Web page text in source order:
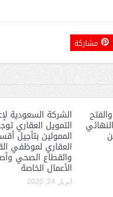
مشاركة
الشركة السعودية
التمويل العقاري
الممولين بتأجيل
العقاري لموظفي
والقطاع الصحي
الأعمال الخاصة
أبريل 24, 2020